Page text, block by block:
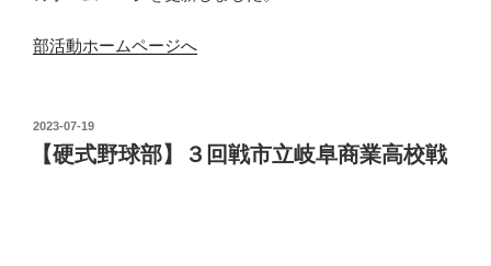
部活動ホームページへ
投
日:
2023-07-19
【硬式野球部】３回戦市立岐阜商業高校戦